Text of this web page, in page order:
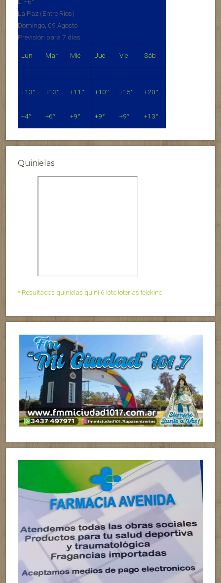
La Paz (Entre Rios)
Domingo, 09 Agosto
Previsión para 7 días
Lun Mar Mié Jue Vie Sáb
+13° +13° +11° +10° +15° +20°
+4° +6° +9° +9° +9° +13°
Quinielas
* Resultados quinielas quini 6 loto loterias telekino